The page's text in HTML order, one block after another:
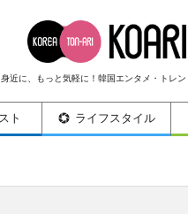
身近に、もっと気軽に！韓国エンタメ・トレン
ト ライフスタイル